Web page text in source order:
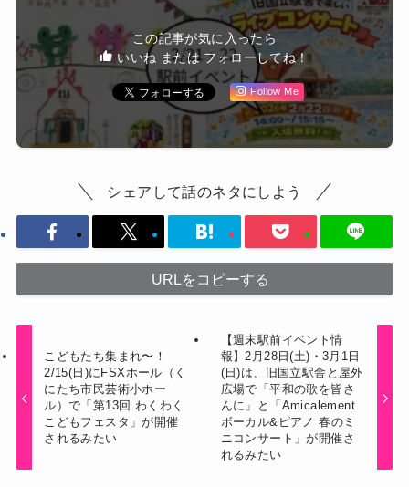
この記事が気に入ったら
いいね または フォローしてね！
Follow Me
シェアして話のネタにしよう
URLをコピーする
こどもたち集まれ〜！
2/15(日)にFSXホール（く
にたち市民芸術小ホー
ル）で「第13回 わくわく
こどもフェスタ」が開催
されるみたい
【週末駅前イベント情
報】2月28日(土)・3月1日
(日)は、旧国立駅舎と屋外
広場で「平和の歌を皆さ
んに」と「Amicalement
ボーカル&ピアノ 春のミ
ニコンサート」が開催さ
れるみたい